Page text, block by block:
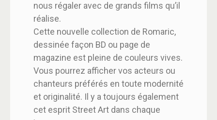
nous régaler avec de grands films qu’il
réalise.
Cette nouvelle collection de Romaric,
dessinée façon BD ou page de
magazine est pleine de couleurs vives.
Vous pourrez afficher vos acteurs ou
chanteurs préférés en toute modernité
et originalité. Il y a toujours également
cet esprit Street Art dans chaque